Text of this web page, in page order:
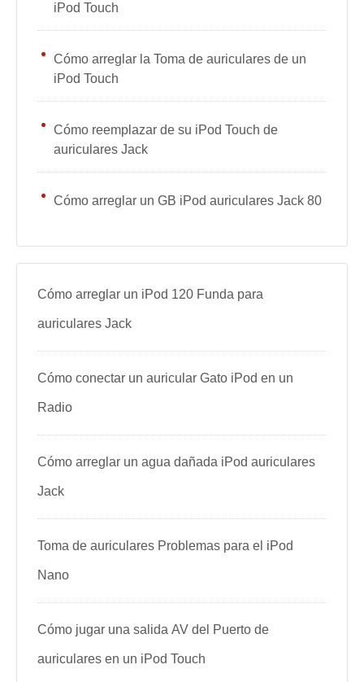
iPod Touch
Cómo arreglar la Toma de auriculares de un
iPod Touch
Cómo reemplazar de su iPod Touch de
auriculares Jack
Cómo arreglar un GB iPod auriculares Jack 80
Cómo arreglar un iPod 120 Funda para
auriculares Jack
Cómo conectar un auricular Gato iPod en un
Radio
Cómo arreglar un agua dañada iPod auriculares
Jack
Toma de auriculares Problemas para el iPod
Nano
Cómo jugar una salida AV del Puerto de
auriculares en un iPod Touch